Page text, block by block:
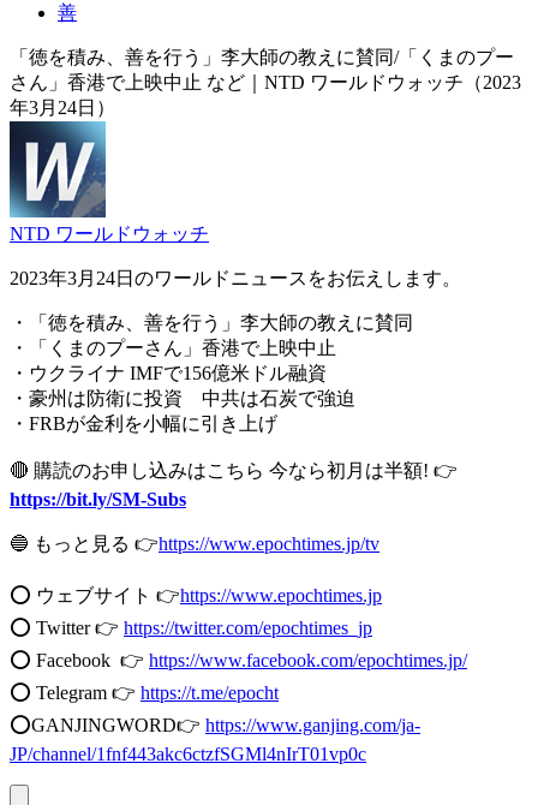
善
「徳を積み、善を行う」李大師の教えに賛同/「くまのプー
さん」香港で上映中止 など｜NTD ワールドウォッチ（2023
年3月24日）
NTD ワールドウォッチ
2023年3月24日のワールドニュースをお伝えします。
・「徳を積み、善を行う」李大師の教えに賛同
・「くまのプーさん」香港で上映中止
・ウクライナ IMFで156億米ドル融資
・豪州は防衛に投資 中共は石炭で強迫
・FRBが金利を小幅に引き上げ
🔴 購読のお申し込みはこちら 今なら初月は半額! 👉
https://bit.ly/SM-Subs
🔵 もっと見る 👉https://www.epochtimes.jp/tv
⭕️ ウェブサイト 👉https://www.epochtimes.jp​​
⭕️ Twitter 👉 https://twitter.com/epochtimes_jp
⭕️ Facebook 👉 https://www.facebook.com/epochtimes.jp/
⭕️ Telegram 👉 https://t.me/epocht
⭕️GANJINGWORD👉 https://www.ganjing.com/ja-
JP/channel/1fnf443akc6ctzfSGMl4nIrT01vp0c